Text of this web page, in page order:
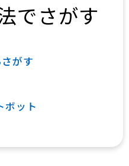
でさがす
がす
ボット